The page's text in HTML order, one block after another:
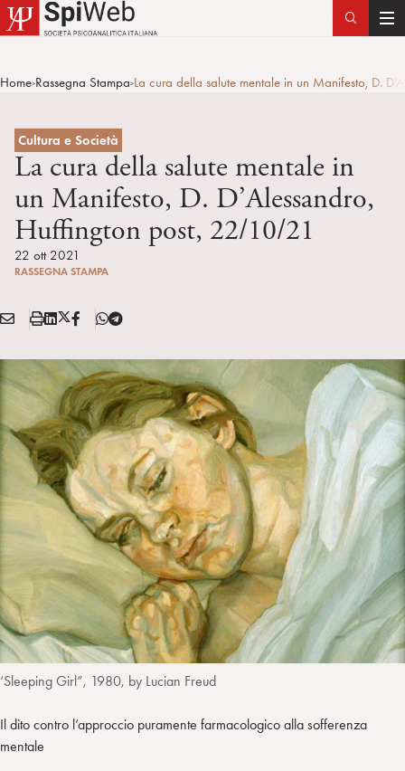
T
g
Home>Rassegna Stampa>La cura della salute mentale in un Manifesto, D.
Cultura e Società
La cura della salute mentale in
un Manifesto, D. D’Alessandro,
Huffington post, 22/10/21
22 ott 2021
RASSEGNA STAMPA
Condividi:
E
A
I
S
a
a
L
n
e
d
i
n
X
T
w
i
t
t
e
r
F
T
l
e
g
r
m
‘Sleeping Girl”, 1980, by Lucian Freud
Il dito contro l’approccio puramente farmacologico alla sofferenza
mentale